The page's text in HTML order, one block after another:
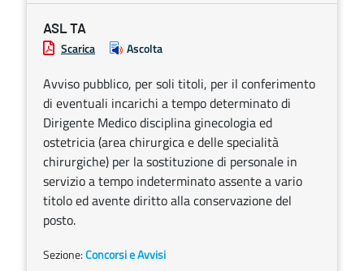
ASL TA
Scarica Ascolta
Avviso pubblico, per soli titoli, per il conferimento
di eventuali incarichi a tempo determinato di
Dirigente Medico disciplina ginecologia ed
ostetricia (area chirurgica e delle specialità
chirurgiche) per la sostituzione di personale in
servizio a tempo indeterminato assente a vario
titolo ed avente diritto alla conservazione del
posto.
Sezione:Concorsi e Avvisi